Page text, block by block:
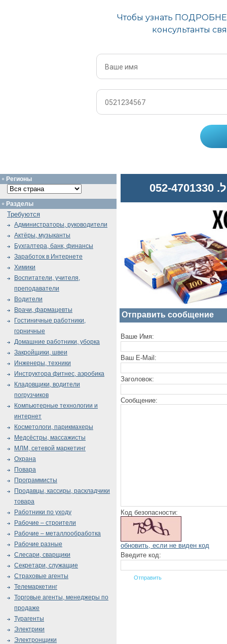
Отправить сообщение
Ваше Имя:
Ваш E-Mail:
Заголовок:
Сообщение:
Код безопасности:
обновить, если не виден код
Введите код:
Регионы
Разделы
Требуются
Администраторы, руководители
Актёры, музыканты
Бухгалтера, банк, финансы
Заработок в Интернете
Химики
Воспитатели, учителя,
преподаватели
Водители
Врачи, фармацевты
Гостиничные работники,
горничные
Домашние работники, уборка
Закройщики, швеи
Инженеры, техники
Инструктора фитнес, аэробика
Кладовщики, водители
погрузчиков
Компьютерные технологии и
интернет
Косметологи, парикмахеры
Медсёстры, массажисты
МЛМ, сетевой маркетинг
Охрана
Повара
Программисты
Продавцы, кассиры, раскладчики
товара
Работники по уходу
Рабочие – строители
Рабочие – металлообработка
Рабочие разные
Слесари, сварщики
Секретари, служащие
Страховые агенты
Телемаркетинг
Торговые агенты, менеджеры по
продаже
Турагенты
Электрики
Электронщики